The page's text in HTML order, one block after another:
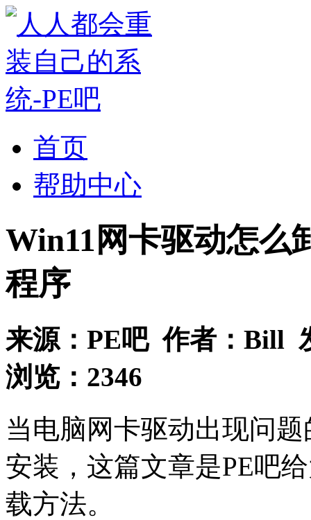
首页
帮助中心
Win11网卡驱动怎么
程序
来源： PE吧作者： Bill
浏览： 2346
当电脑网卡驱动出现问
安装，这篇文章是PE吧
载方法。